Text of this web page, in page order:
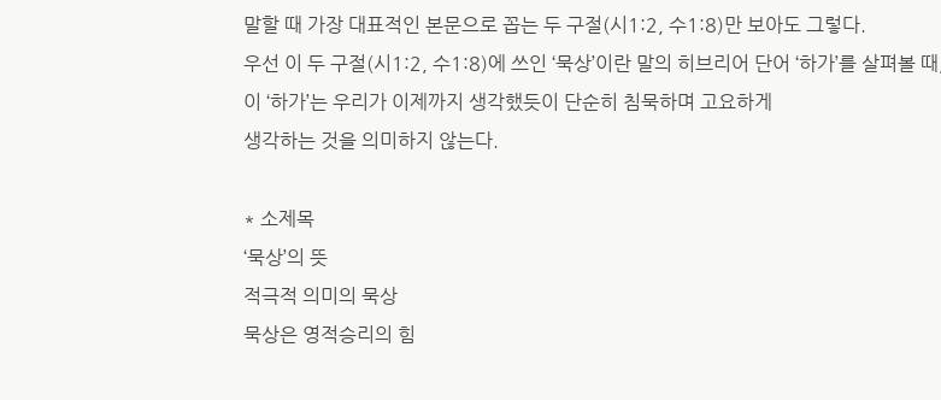
말할 때 가장 대표적인 본문으로 꼽는 두 구절(시1:2, 수1:8)만 보아도 그렇다.
우선 이 두 구절(시1:2, 수1:8)에 쓰인 ‘묵상’이란 말의 히브리어 단어 ‘하가’를 살펴볼 때,
이 ‘하가’는 우리가 이제까지 생각했듯이 단순히 침묵하며 고요하게
생각하는 것을 의미하지 않는다.
* 소제목
‘묵상’의 뜻
적극적 의미의 묵상
묵상은 영적승리의 힘